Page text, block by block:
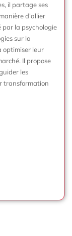
il partage ses
d’allier
par la psychologie
sur la
optimiser leur
Il propose
les
transformation